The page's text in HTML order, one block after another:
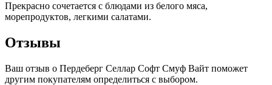
Прекрасно сочетается с блюдами из белого мяса,
морепродуктов, легкими салатами.
Отзывы
Ваш отзыв о Пердеберг Селлар Софт Смуф Вайт поможет
другим покупателям определиться с выбором.